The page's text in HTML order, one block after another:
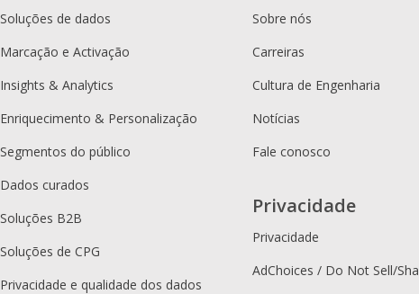
Soluções de dados
Marcação e Activação
Insights & Analytics
Enriquecimento & Personalização
Segmentos do público
Dados curados
Soluções B2B
Soluções de CPG
Privacidade e qualidade dos dados
Sobre nós
Carreiras
Cultura de Engenharia
Notícias
Fale conosco
Privacidade
Privacidade
AdChoices / Do Not Sell/